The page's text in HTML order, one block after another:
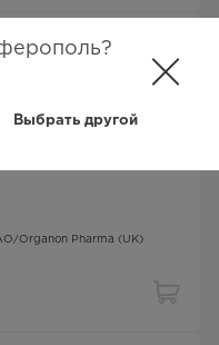
Выбрать другой
Organon Pharma (UK)